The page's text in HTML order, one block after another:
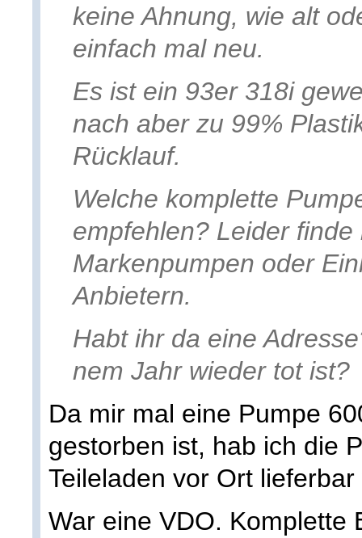
keine Ahnung, wie alt
einfach mal neu.
Es ist ein 93er 318i
nach aber zu 99%
Rücklauf.
Welche komplette
empfehlen? Leider
Markenpumpen oder
Anbietern.
Habt ihr da eine
nem Jahr wieder tot ist?
Da mir mal eine Pumpe
gestorben ist, hab ich die
Teileladen vor Ort lieferbar
War eine VDO. Komplette